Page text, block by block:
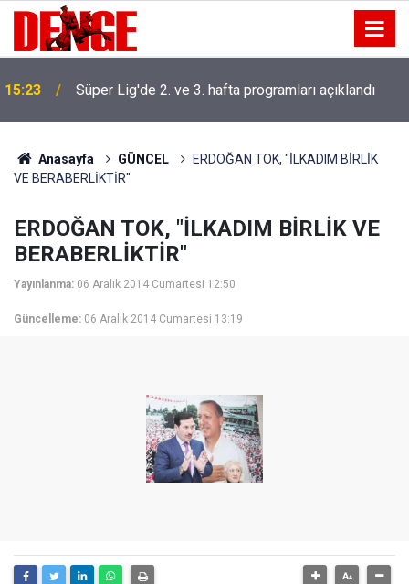
15:23 Süper Lig'de 2. ve 3. hafta programları açıklandı
Anasayfa GÜNCEL
ERDOĞAN TOK, "İLKADIM BİRLİK
VE BERABERLİKTİR"
ERDOĞAN TOK, "İLKADIM BİRLİK VE
BERABERLİKTİR"
Yayınlanma: 06 Aralık 2014 Cumartesi 12:50
Güncelleme: 06 Aralık 2014 Cumartesi 13:19